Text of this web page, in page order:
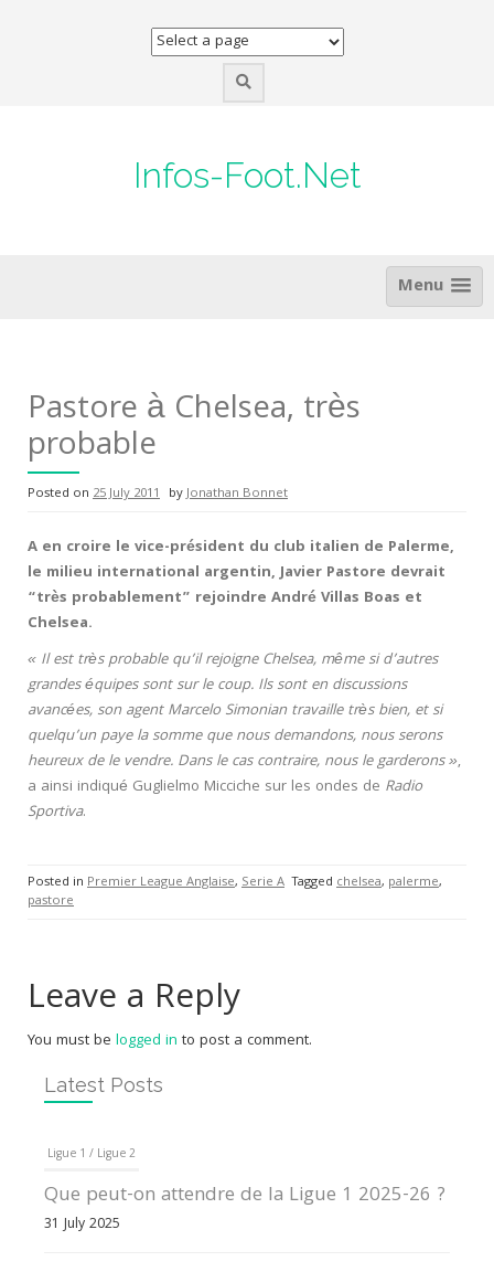
Infos-Foot.Net
Menu
Pastore à Chelsea, très
probable
Posted on 25 July 2011 byJonathan Bonnet
A en croire le vice-président du club italien de Palerme,
le milieu international argentin, Javier Pastore devrait
“très probablement” rejoindre André Villas Boas et
Chelsea.
« Il est très probable qu’il rejoigne Chelsea, même si d’autres
grandes équipes sont sur le coup. Ils sont en discussions
avancées, son agent Marcelo Simonian travaille très bien, et si
quelqu’un paye la somme que nous demandons, nous serons
heureux de le vendre. Dans le cas contraire, nous le garderons »,
a ainsi indiqué Guglielmo Micciche sur les ondes de Radio
Sportiva.
Posted in Premier League Anglaise, Serie A Tagged chelsea, palerme,
pastore
Leave a Reply
You must be logged in to post a comment.
Latest Posts
Ligue 1 / Ligue 2
Que peut-on attendre de la Ligue 1 2025-26 ?
31 July 2025